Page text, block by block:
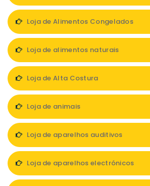
Loja de Alimentos Congelados
Loja de alimentos naturais
Loja de Alta Costura
Loja de animais
Loja de aparelhos auditivos
Loja de aparelhos electrónicos